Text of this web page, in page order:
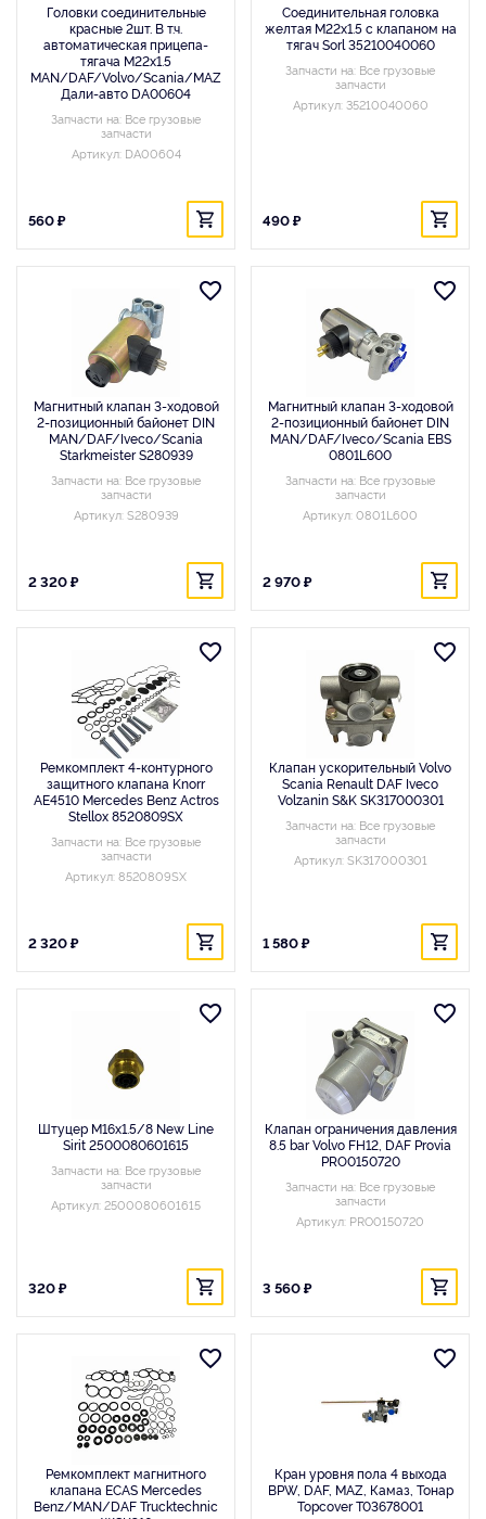
Головки соединительные
красные 2шт. В т.ч.
автоматическая прицепа-
тягача M22x1.5
MAN/DAF/Volvo/Scania/MAZ
Дали-авто DA00604
Запчасти на: Все грузовые
запчасти
Артикул: DA00604
560 ₽
Соединительная головка
желтая M22x1.5 с клапаном на
тягач Sorl 35210040060
Запчасти на: Все грузовые
запчасти
Артикул: 35210040060
490 ₽
Магнитный клапан 3-ходовой
2-позиционный байонет DIN
MAN/DAF/Iveco/Scania
Starkmeister S280939
Запчасти на: Все грузовые
запчасти
Артикул: S280939
2 320 ₽
Магнитный клапан 3-ходовой
2-позиционный байонет DIN
MAN/DAF/Iveco/Scania EBS
0801L600
Запчасти на: Все грузовые
запчасти
Артикул: 0801L600
2 970 ₽
Ремкомплект 4-контурного
защитного клапана Knorr
AE4510 Mercedes Benz Actros
Stellox 8520809SX
Запчасти на: Все грузовые
запчасти
Артикул: 8520809SX
2 320 ₽
Клапан ускорительный Volvo
Scania Renault DAF Iveco
Volzanin S&K SK317000301
Запчасти на: Все грузовые
запчасти
Артикул: SK317000301
1 580 ₽
Штуцер M16x1.5/8 New Line
Sirit 2500080601615
Запчасти на: Все грузовые
запчасти
Артикул: 2500080601615
320 ₽
Клапан ограничения давления
8.5 bar Volvo FH12, DAF Provia
PRO0150720
Запчасти на: Все грузовые
запчасти
Артикул: PRO0150720
3 560 ₽
Ремкомплект магнитного
клапана ECAS Mercedes
Benz/MAN/DAF Trucktechnic
Кран уровня пола 4 выхода
BPW, DAF, MAZ, Камаз, Тонар
Topcover T03678001